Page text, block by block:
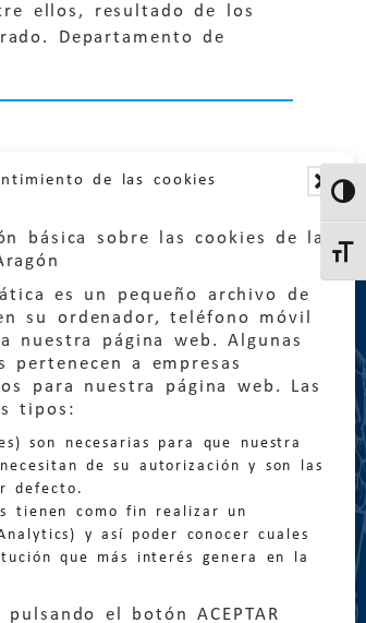
de las cookies
básica sobre las cookies de la
es un pequeño archivo de
su ordenador, teléfono móvil
nuestra página web. Algunas
a empresas
para nuestra página web. Las
tipos:
son necesarias para que nuestra
de su autorización y son las
defecto.
tienen como fin realizar un
y así poder conocer cuales
que más interés genera en la
el botón ACEPTAR
ellos, resultado de los
Departamento de
/ 976 399 354